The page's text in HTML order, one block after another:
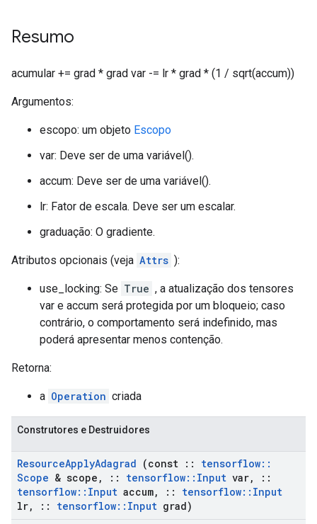
Resumo
acumular += grad * grad var -= lr * grad * (1 / sqrt(accum))
Argumentos:
escopo: um objeto Escopo
var: Deve ser de uma variável().
accum: Deve ser de uma variável().
lr: Fator de escala. Deve ser um escalar.
graduação: O gradiente.
Atributos opcionais (veja Attrs ):
use_locking: Se True , a atualização dos tensores
var e accum será protegida por um bloqueio; caso
contrário, o comportamento será indefinido, mas
poderá apresentar menos contenção.
Retorna:
a Operation criada
Construtores e Destruidores
ResourceApplyAdagrad (const :: tensorflow::
Scope & scope , :: tensorflow:: Input var,
::
tensorflow:: Input accum, :: tensorflow:: Input
lr, :: tensorflow:: Input grad)